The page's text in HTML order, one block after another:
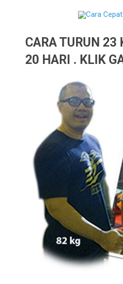
CARA TURUN 23
20 HARI . KLIK